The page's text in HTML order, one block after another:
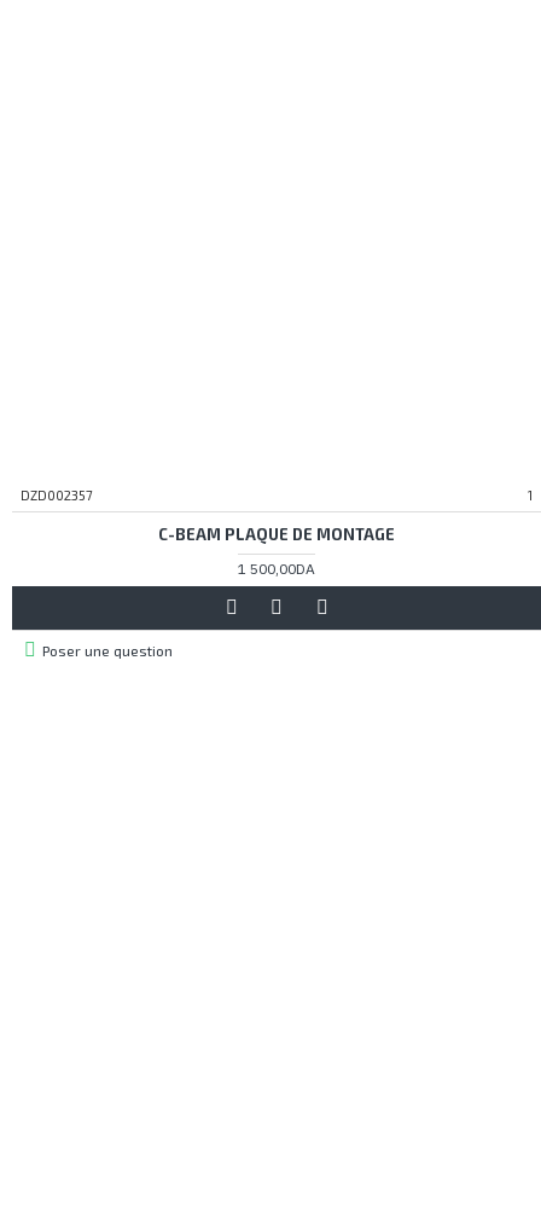
DZD002357 1
C-BEAM PLAQUE DE MONTAGE
1 500,00DA
Poser une question